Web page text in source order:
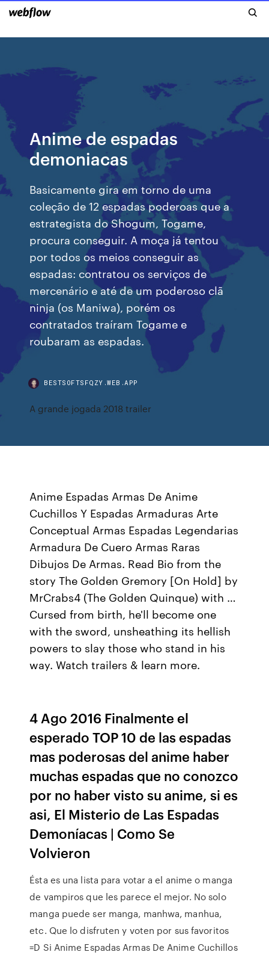
Anime de espadas
demoniacas
Basicamente gira em torno de uma
coleção de 12 espadas poderoas que a
estrategista do Shogum, Togame,
procura conseguir. A moça já tentou
por todos os meios conseguir as
espadas: contratou os serviços de
mercenário e até de um poderoso clã
ninja (os Maniwa), porém os
contratados traíram Togame e
roubaram as espadas.
BESTSOFTSFQZY.WEB.APP
A grande jogada 2018 trailer
Anime Espadas Armas De Anime
Cuchillos Y Espadas Armaduras Arte
Conceptual Armas Espadas Legendarias
Armadura De Cuero Armas Raras
Dibujos De Armas. Read Bio from the
story The Golden Gremory [On Hold] by
MrCrabs4 (The Golden Quinque) with …
Cursed from birth, he'll become one
with the sword, unsheathing its hellish
powers to slay those who stand in his
way. Watch trailers & learn more.
4 Ago 2016 Finalmente el
esperado TOP 10 de las espadas
mas poderosas del anime haber
muchas espadas que no conozco
por no haber visto su anime, si es
asi, El Misterio de Las Espadas
Demoníacas | Como Se
Volvieron
Ésta es una lista para votar a el anime o manga
de vampiros que les parece el mejor. No solo
manga puede ser manga, manhwa, manhua,
etc. Que lo disfruten y voten por sus favoritos
=D Si Anime Espadas Armas De Anime Cuchillos